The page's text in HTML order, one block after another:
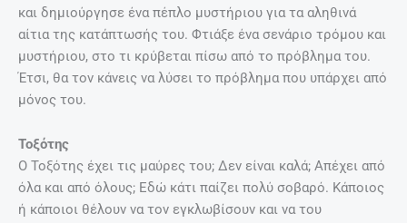
και δημιούργησε ένα πέπλο μυστήριου για τα αληθινά
αίτια της κατάπτωσής του. Φτιάξε ένα σενάριο τρόμου και
μυστήριου, στο τι κρύβεται πίσω από το πρόβλημα του.
Έτσι, θα τον κάνεις να λύσει το πρόβλημα που υπάρχει από
μόνος του.
Τοξότης
Ο Τοξότης έχει τις μαύρες του; Δεν είναι καλά; Απέχει από
όλα και από όλους; Εδώ κάτι παίζει πολύ σοβαρό. Κάποιος
ή κάποιοι θέλουν να τον εγκλωβίσουν και να του